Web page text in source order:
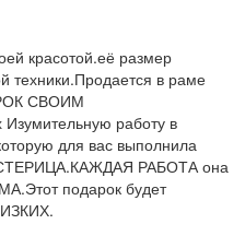
красотой.её размер
техники.Продается в раме
СВОИМ
работу в
для вас выполнила
РАБОТА она
подарок будет